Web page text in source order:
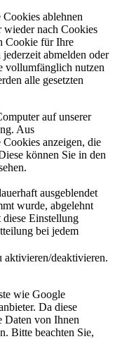
ablehnen
wieder nach Cookies
Cookie für Ihre
abmelden oder
vollumfänglich nutzen
alle gesetzten
auf unserer
Aus
anzeigen, die
können Sie in den
ausgeblendet
wurde, abgelehnt
Einstellung
bei jedem
deaktivieren.
wie Google
Da diese
Daten von Ihnen
Bitte beachten Sie,